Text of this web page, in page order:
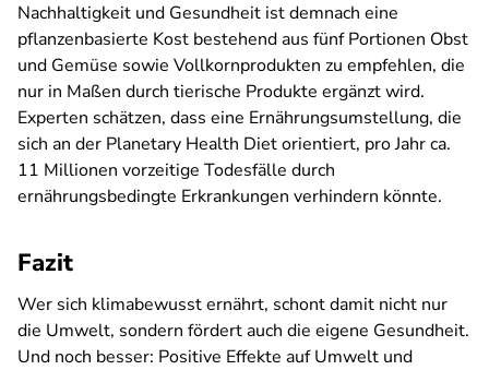
Nachhaltigkeit und Gesundheit ist demnach eine
pflanzenbasierte Kost bestehend aus fünf Portionen Obst
und Gemüse sowie Vollkornprodukten zu empfehlen, die
nur in Maßen durch tierische Produkte ergänzt wird.
Experten schätzen, dass eine Ernährungsumstellung, die
sich an der Planetary Health Diet orientiert, pro Jahr ca.
11 Millionen vorzeitige Todesfälle durch
ernährungsbedingte Erkrankungen verhindern könnte.
Fazit
Wer sich klimabewusst ernährt, schont damit nicht nur
die Umwelt, sondern fördert auch die eigene Gesundheit.
Und noch besser: Positive Effekte auf Umwelt und